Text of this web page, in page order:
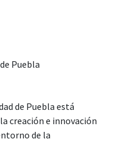
Puebla
de Puebla está
creación e innovación
de la